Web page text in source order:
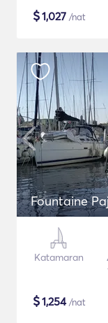
$1,027 /nat
Fountaine
Katamaran
$1,254/nat